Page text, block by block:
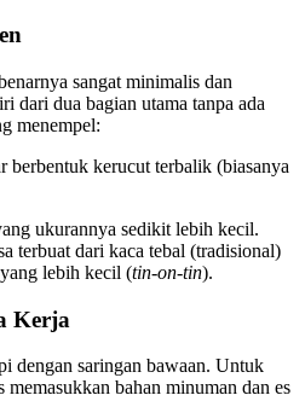
sangat minimalis dan
dari dua bagian utama tanpa ada
menempel:
berbentuk kerucut terbalik (biasanya
ukurannya sedikit lebih kecil.
terbuat dari kaca tebal (tradisional)
lebih kecil (tin-on-tin).
Kerja
dengan saringan bawaan. Untuk
bahan minuman dan es